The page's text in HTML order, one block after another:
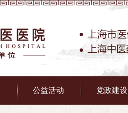
公益活动 党政建设